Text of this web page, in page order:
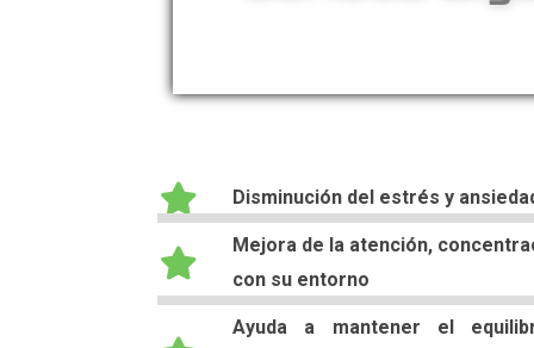
Disminución del estrés y
Mejora de la atención,
con su entorno
Ayuda a mantener el